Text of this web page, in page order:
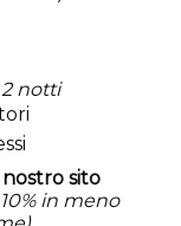
notti
sito
in meno